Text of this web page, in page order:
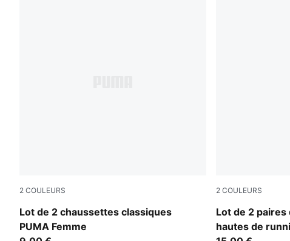
2 COULEURS
Lot de 2 chaussettes classiques
PUMA Femme
white
2 COULEURS
Lot de 2
hautes de
black